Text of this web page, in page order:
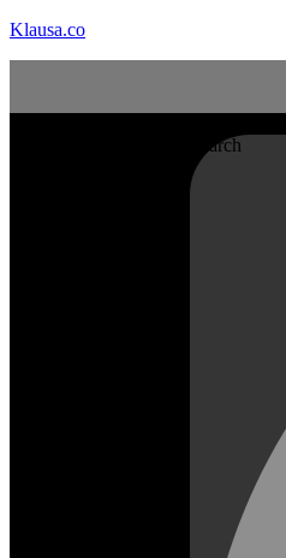
Klausa.co
Search